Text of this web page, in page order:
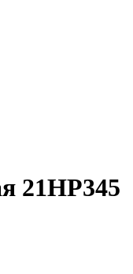
21HP345